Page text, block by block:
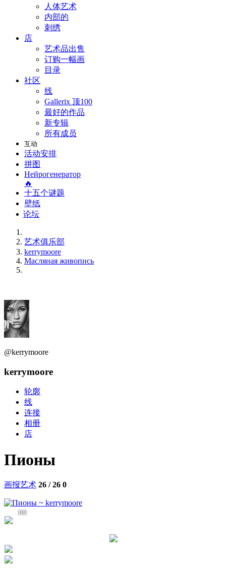
人体艺术
内部的
刺绣
店
艺术品出售
订购一幅画
目录
社区
线
Gallerix 顶100
最好的作品
新专辑
所有成员
互动
活动安排
拼图
Нейрогенератор
🔥
十五个谜题
壁纸
论坛
艺术俱乐部
kerrymoore
Масляная живопись
@kerrymoore
kerrymoore
轮廓
线
连接
相册
店
Пионы
画报艺术 26 / 26 0
102